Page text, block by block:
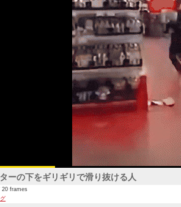
ーの下をギリギリで滑り抜ける人
20 frames